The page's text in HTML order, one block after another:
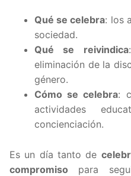
Qué se celebra: los
sociedad.
Qué se reivindica
eliminación de la
género.
Cómo se celebra:
actividades
concienciación.
Es un día tanto de
compromiso para